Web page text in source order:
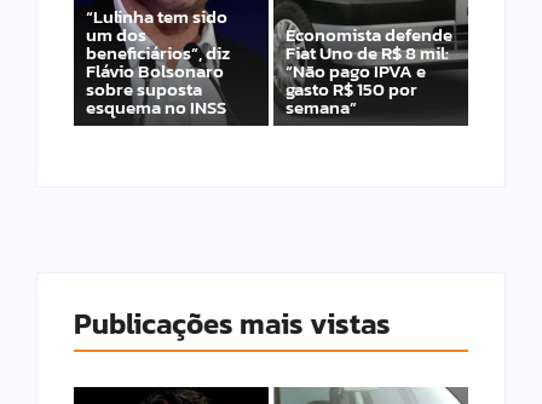
“Lulinha tem sido
um dos
beneficiários”, diz
Flávio Bolsonaro
sobre suposta
esquema no INSS
Economista defende
Fiat Uno de R$ 8 mil:
“Não pago IPVA e
gasto R$ 150 por
semana”
Publicações mais vistas